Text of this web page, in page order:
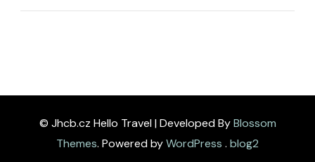
© Jhcb.cz Hello Travel | Developed ByBlossom
Themes. Powered byWordPress . blog2